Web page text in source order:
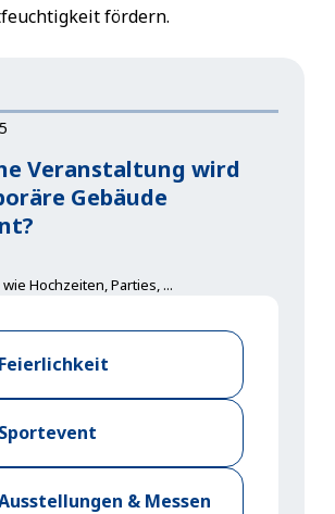
fördern.
Veranstaltung wird
Gebäude
Hochzeiten, Parties, ...
Feierlichkeit
Sportevent
& Messen